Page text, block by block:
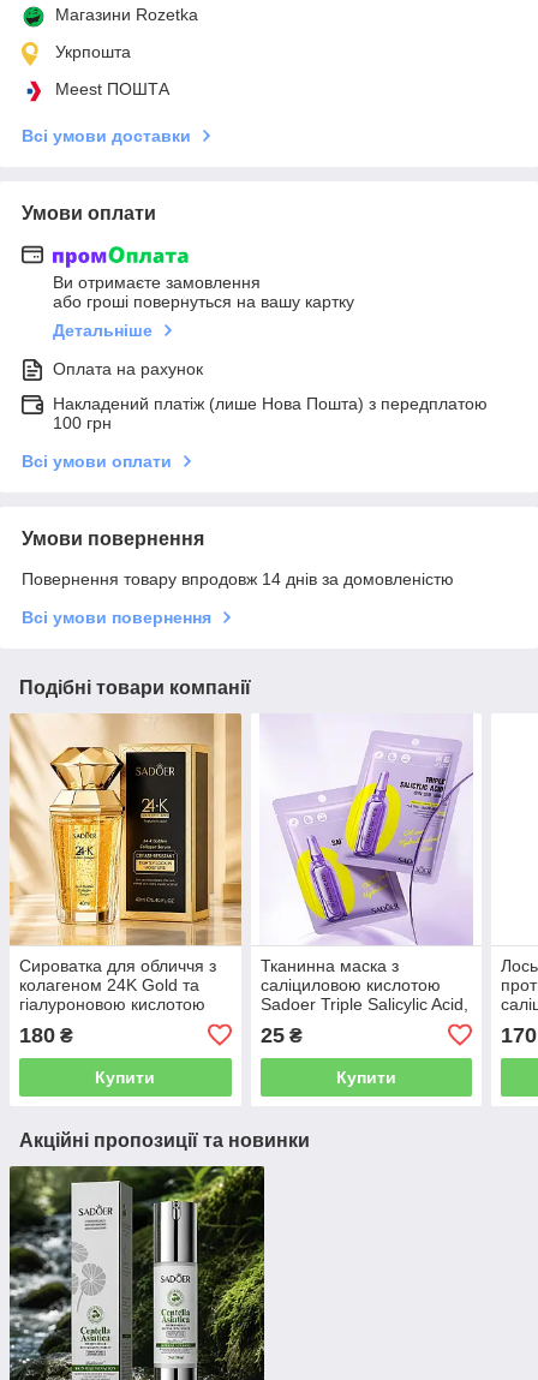
Магазини Rozetka
Укрпошта
Meest ПОШТА
Всі умови доставки
Умови оплати
Ви отримаєте замовлення
або гроші повернуться на вашу картку
Детальніше
Оплата на рахунок
Накладений платіж (лише Нова Пошта) з передплатою
100 грн
Всі умови оплати
Умови повернення
Повернення товару впродовж 14 днів за домовленістю
Всі умови повернення
Подібні товари компанії
Сироватка для обличчя з
колагеном 24K Gold та
гіалуроновою кислотою
180 ₴
Купити
Тканинна маска з
саліциловою кислотою
Sadoer Triple Salicylic Acid,
25₴
Купити
170
Акційні пропозиції та новинки